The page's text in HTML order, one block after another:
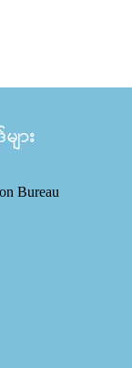
ား
Bureau